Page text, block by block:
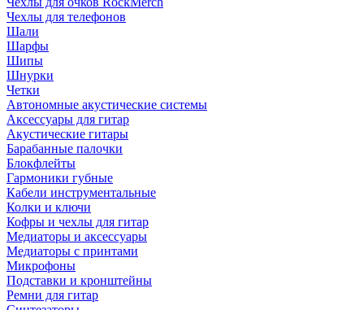
Чехлы для телефонов
Шали
Шарфы
Шипы
Шнурки
Четки
Автономные акустические системы
Аксессуары для гитар
Акустические гитары
Барабанные палочки
Блокфлейты
Гармоники губные
Кабели инструментальные
Колки и ключи
Кофры и чехлы для гитар
Медиаторы и аксессуары
Медиаторы с принтами
Микрофоны
Подставки и кронштейны
Ремни для гитар